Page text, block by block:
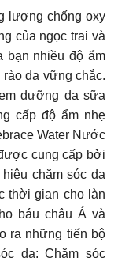
lượng chống oxy
của ngọc trai và
bạn nhiều độ ẩm
da vững chắc.
dưỡng da sữa
cấp độ ẩm nhẹ
Water Nước
cung cấp bởi
chăm sóc da
thời gian cho làn
báu châu Á và
ra những tiến bộ
da: Chăm sóc